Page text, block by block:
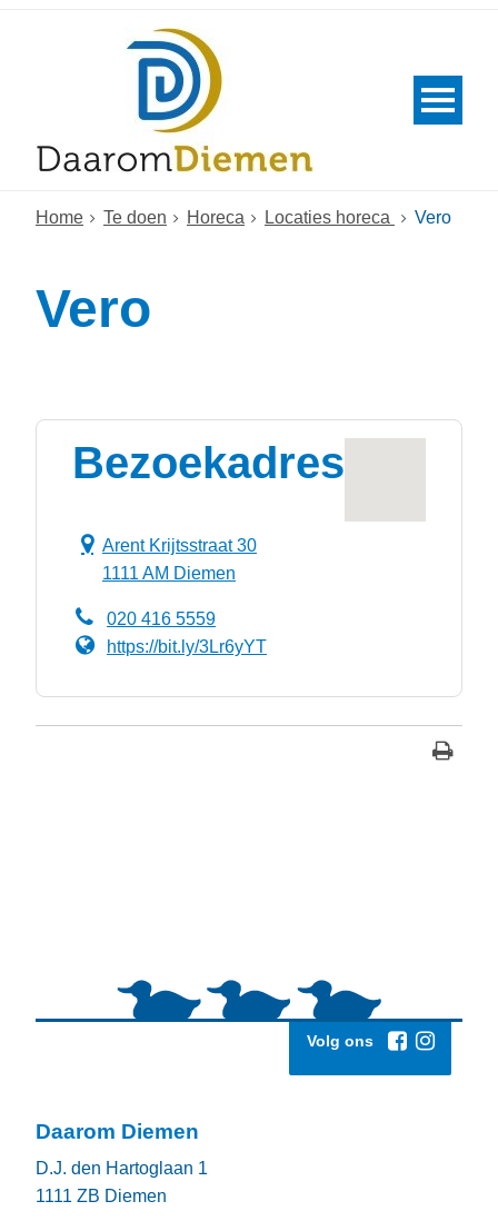
Home Te doen Horeca Locaties horeca Vero
Vero
Bezoekadres
Arent Krijtsstraat 30
1111 AM Diemen
020 416 5559
https://bit.ly/3Lr6yYT
Volg ons
Daarom Diemen
D.J. den Hartoglaan 1
1111 ZB Diemen